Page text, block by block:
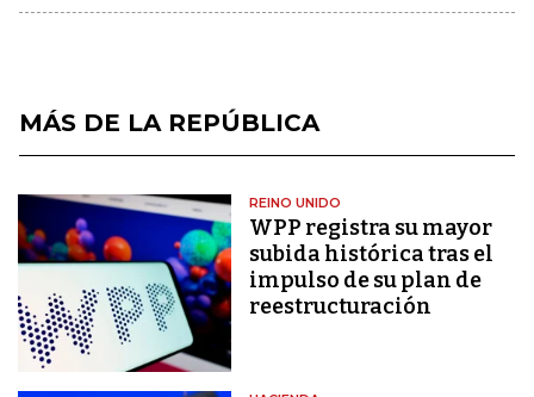
MÁS DE LA REPÚBLICA
REINO UNIDO
WPP registra su mayor
subida histórica tras el
impulso de su plan de
reestructuración